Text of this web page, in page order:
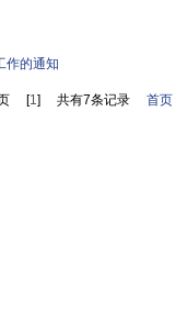
作的通知
页 [1] 共有7条记录 首页|